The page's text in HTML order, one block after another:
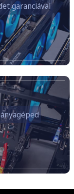
garanciával